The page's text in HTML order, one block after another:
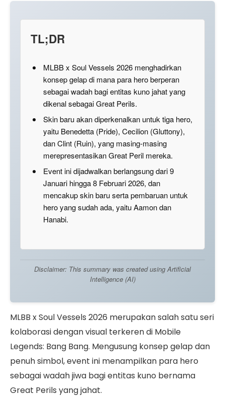
TL;DR
MLBB x Soul Vessels 2026 menghadirkan
konsep gelap di mana para hero berperan
sebagai wadah bagi entitas kuno jahat yang
dikenal sebagai Great Perils.
Skin baru akan diperkenalkan untuk tiga hero,
yaitu Benedetta (Pride), Cecilion (Gluttony),
dan Clint (Ruin), yang masing-masing
merepresentasikan Great Peril mereka.
Event ini dijadwalkan berlangsung dari 9
Januari hingga 8 Februari 2026, dan
mencakup skin baru serta pembaruan untuk
hero yang sudah ada, yaitu Aamon dan
Hanabi.
Disclaimer: This summary was created using Artificial
Intelligence (AI)
MLBB x Soul Vessels 2026 merupakan salah satu seri
kolaborasi dengan visual terkeren di Mobile
Legends: Bang Bang. Mengusung konsep gelap dan
penuh simbol, event ini menampilkan para hero
sebagai wadah jiwa bagi entitas kuno bernama
Great Perils yang jahat.